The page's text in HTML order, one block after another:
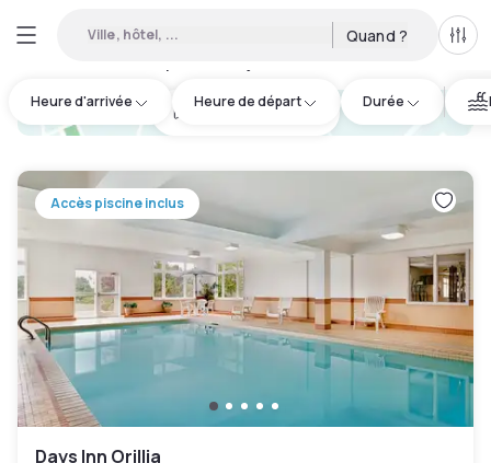
Ville, hôtel, ... Quand ?
Heure d'arrivée Heure de départ Durée
hotel.cta.view_map
Accès piscine inclus
Days Inn Orillia